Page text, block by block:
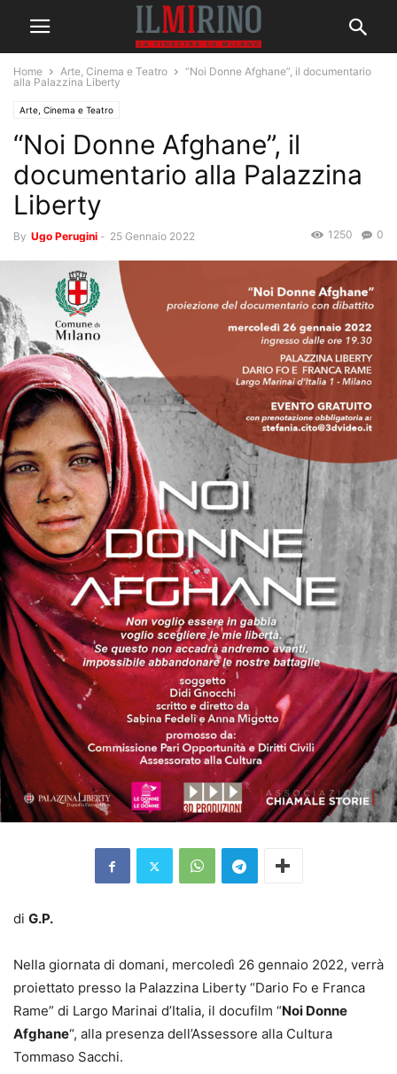
Home Arte, Cinema e Teatro
“Noi Donne Afghane”, il documentario
alla Palazzina Liberty
Arte, Cinema e Teatro
“Noi Donne Afghane”, il
documentario alla Palazzina
Liberty
By Ugo Perugini - 25 Gennaio 2022 0
1250
di G.P.
Nella giornata di domani, mercoledì 26 gennaio 2022, verrà
proiettato presso la Palazzina Liberty “Dario Fo e Franca
Rame” di Largo Marinai d’Italia, il docufilm “Noi Donne
Afghane“, alla presenza dell’Assessore alla Cultura
Tommaso Sacchi.